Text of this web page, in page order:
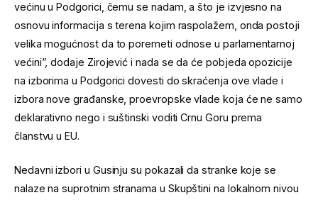
većinu u Podgorici, čemu se nadam, a što je izvjesno na
osnovu informacija s terena kojim raspolažem, onda postoji
velika mogućnost da to poremeti odnose u parlamentarnoj
većini”, dodaje Zirojević i nada se da će pobjeda opozicije
na izborima u Podgorici dovesti do skraćenja ove vlade i
izbora nove građanske, proevropske vlade koja će ne samo
deklarativno nego i suštinski voditi Crnu Goru prema
članstvu u EU.
Nedavni izbori u Gusinju su pokazali da stranke koje se
nalaze na suprotnim stranama u Skupštini na lokalnom nivou